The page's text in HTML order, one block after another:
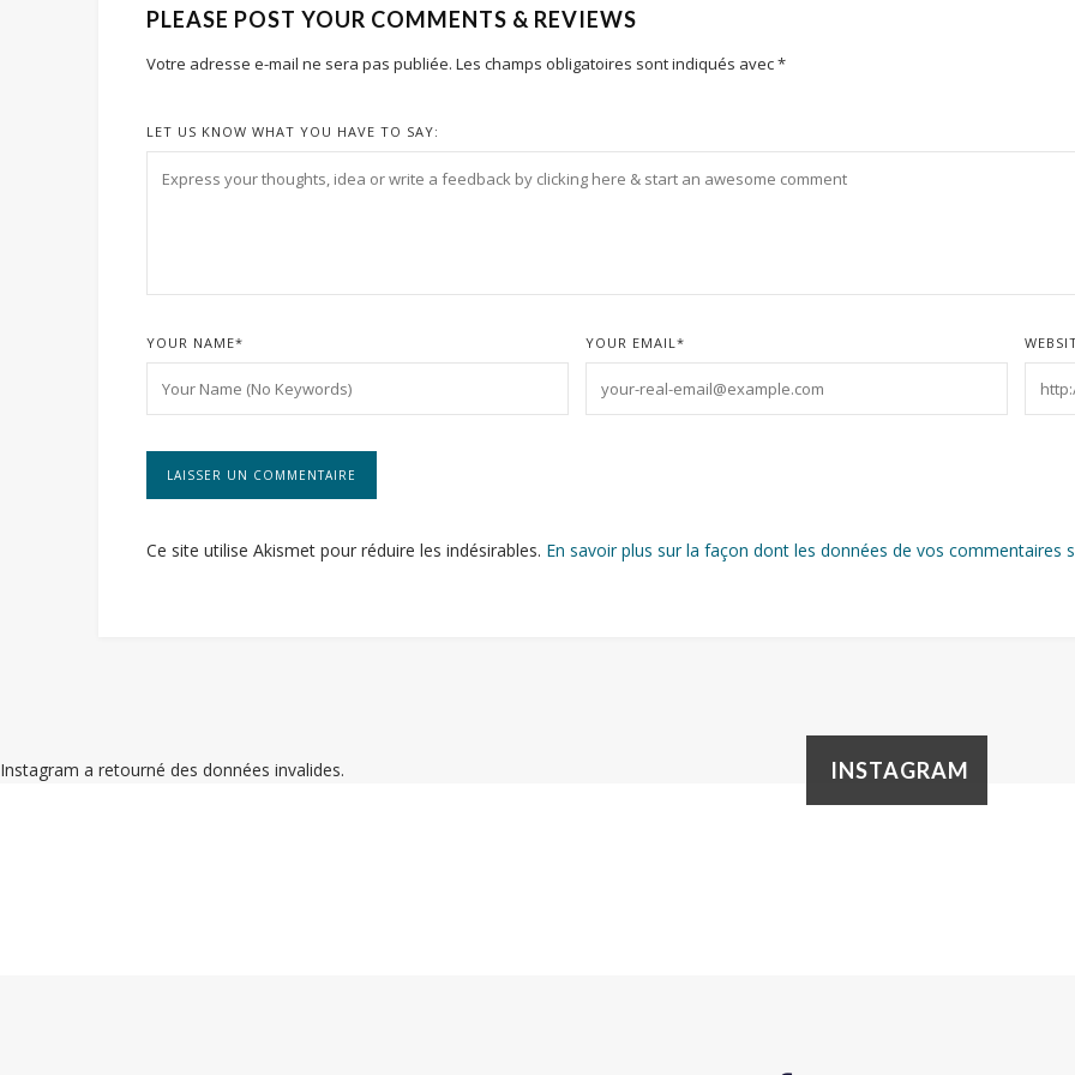
PLEASE POST YOUR COMMENTS & REVIEWS
Votre adresse e-mail ne sera pas publiée. Les champs obligatoires sont indiqués avec*
LET US KNOW WHAT YOU HAVE TO SAY:
YOUR NAME* YOUR EMAIL*
Ce site utilise Akismet pour réduire les indésirables. En savoir plus sur la façon dont les données de vos commentaires
INSTAGRAM
Instagram a retourné des données invalides.